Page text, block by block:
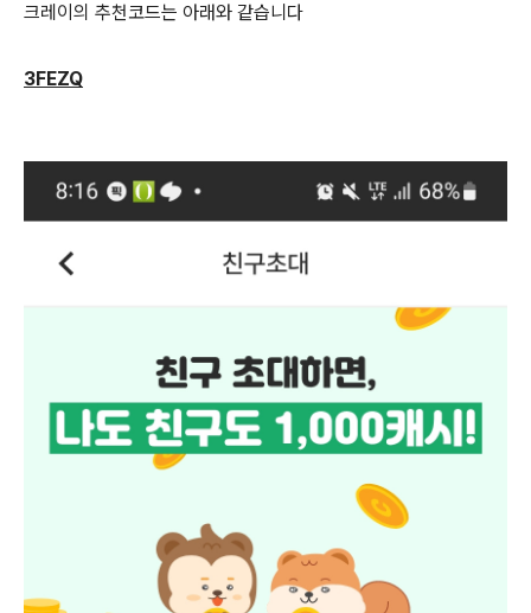
크레이의 추천코드는 아래와 같습니다
3FEZQ